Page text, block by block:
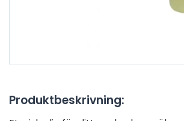
Produktbeskrivning: